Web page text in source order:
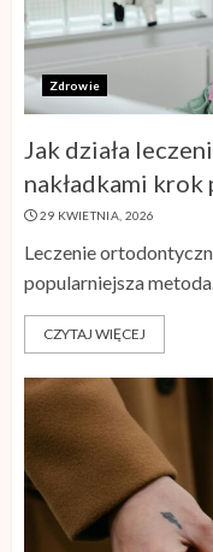
Zdrowie
Jak działa
nakładkami krok
29 KWIETNIA, 2026
Leczenie
popularniejsza
CZYTAJ WIĘCEJ